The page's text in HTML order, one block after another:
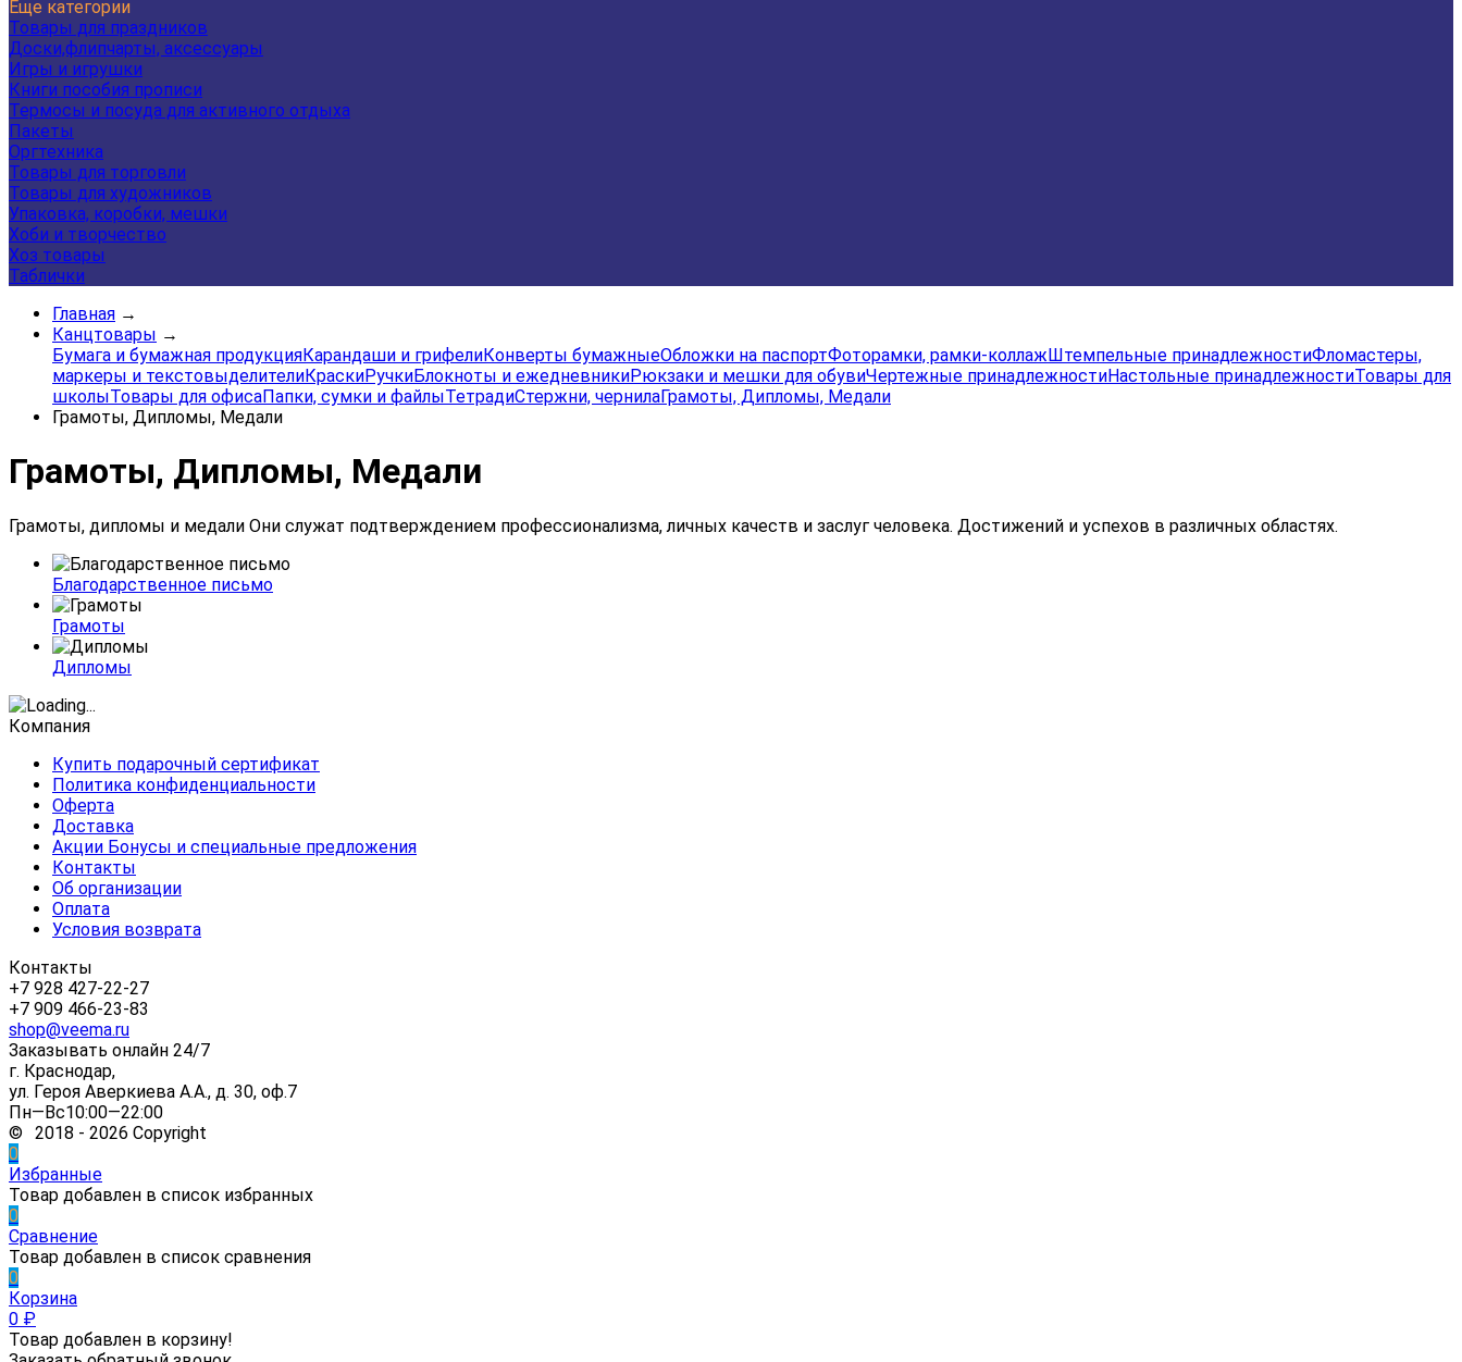
Еще категории
Товары для праздников
Доски,флипчарты, аксессуары
Игры и игрушки
Книги пособия прописи
Термосы и посуда для активного отдыха
Пакеты
Оргтехника
Товары для торговли
Товары для художников
Упаковка, коробки, мешки
Хоби и творчество
Хоз товары
Таблички
Главная →
Канцтовары →
Бумага и бумажная продукцияКарандаши и грифелиКонверты бумажныеОбложки на паспортФоторамки, рамки-коллажШтемпельные принадлежностиФломастеры,
маркеры и текстовыделителиКраскиРучкиБлокноты и ежедневникиРюкзаки и мешки для обувиЧертежные принадлежностиНастольные принадлежностиТовары для
школыТовары для офисаПапки, сумки и файлыТетрадиСтержни, чернилаГрамоты, Дипломы, Медали
Грамоты, Дипломы, Медали
Грамоты, Дипломы, Медали
Грамоты, дипломы и медали Они служат подтверждением профессионализма, личных качеств и заслуг человека. Достижений и успехов в различных областях.
Благодарственное письмо
Грамоты
Дипломы
Компания
Купить подарочный сертификат
Политика конфиденциальности
Оферта
Доставка
Акции Бонусы и специальные предложения
Контакты
Об организации
Оплата
Условия возврата
Контакты
+7 928 427-22-27
+7 909 466-23-83
shop@veema.ru
Заказывать онлайн 24/7
г. Краснодар,
ул. Героя Аверкиева А.А., д. 30, оф.7
Пн—Вс10:00—22:00
© 2018 - 2026 Copyright
0
Избранные
Товар добавлен в список избранных
0
Сравнение
Товар добавлен в список сравнения
0
Корзина
0 ₽
Товар добавлен в корзину!